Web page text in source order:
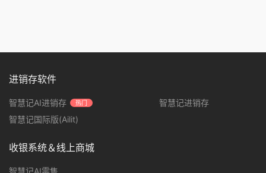
进销存软件
智慧记AI进销存 热门
智慧记进销存
智慧记国际版(Ailit)
收银系统＆线上商城
智慧记AI零售